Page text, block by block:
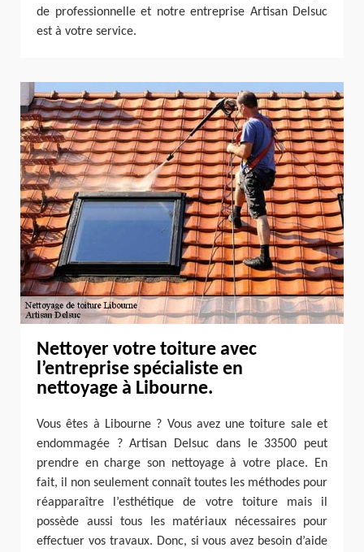
de professionnelle et notre entreprise Artisan Delsuc
est à votre service.
Nettoyer votre toiture avec
l’entreprise spécialiste en
nettoyage à Libourne.
Vous êtes à Libourne ? Vous avez une toiture sale et
endommagée ? Artisan Delsuc dans le 33500 peut
prendre en charge son nettoyage à votre place. En
fait, il non seulement connaît toutes les méthodes pour
réapparaître l’esthétique de votre toiture mais il
possède aussi tous les matériaux nécessaires pour
effectuer vos travaux. Donc, si vous avez besoin d’aide